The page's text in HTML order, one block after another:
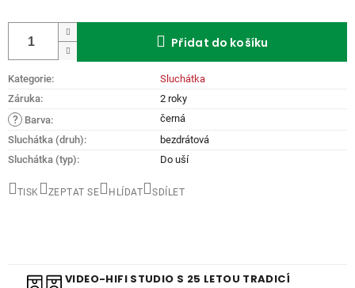
cena:
Kategorie:
Sluchátka
Záruka: 2 roky
? Barva:
černá
Sluchátka (druh):
bezdrátová
Sluchátka (typ): Do uší
Přidat do košíku
TISK ZEPTAT SE HLÍDAT SDÍLET
VIDEO-HIFI STUDIO S 25 LETOU TRADICÍ